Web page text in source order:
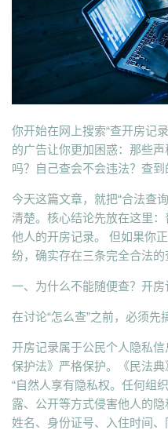
你开始在网上搜索“查开房记
的广告让你更加困惑：那些
吗？自己查会不会违法？查到
今天这篇文章，就把“合法查
清楚。核心结论先放在这里
他人的开房记录。 但如果你
纷，确实存在三条完全合法的
一、为什么不能随便查？开
在讨论“怎么查”之前，必须先
开房记录属于公民个人隐私
保护法》严格保护。《民法典
“自然人享有隐私权。任何组
露、公开等方式侵害他人的
姓名、身份证号、入住时间